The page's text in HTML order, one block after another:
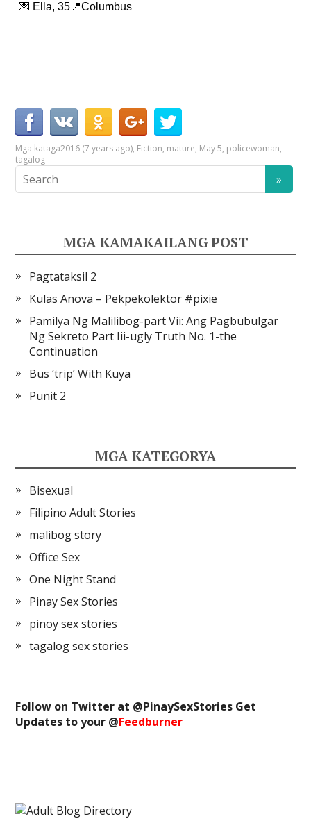
💌 Ella, 35📍Columbus
Mga kataga2016 (7 years ago), Fiction, mature, May 5, policewoman,
tagalog
MGA KAMAKAILANG POST
Pagtataksil 2
Kulas Anova – Pekpekolektor #pixie
Pamilya Ng Malilibog-part Vii: Ang Pagbubulgar
Ng Sekreto Part Iii-ugly Truth No. 1-the
Continuation
Bus ‘trip’ With Kuya
Punit 2
MGA KATEGORYA
Bisexual
Filipino Adult Stories
malibog story
Office Sex
One Night Stand
Pinay Sex Stories
pinoy sex stories
tagalog sex stories
Follow on Twitter at @PinaySexStories Get
Updates to your @Feedburner